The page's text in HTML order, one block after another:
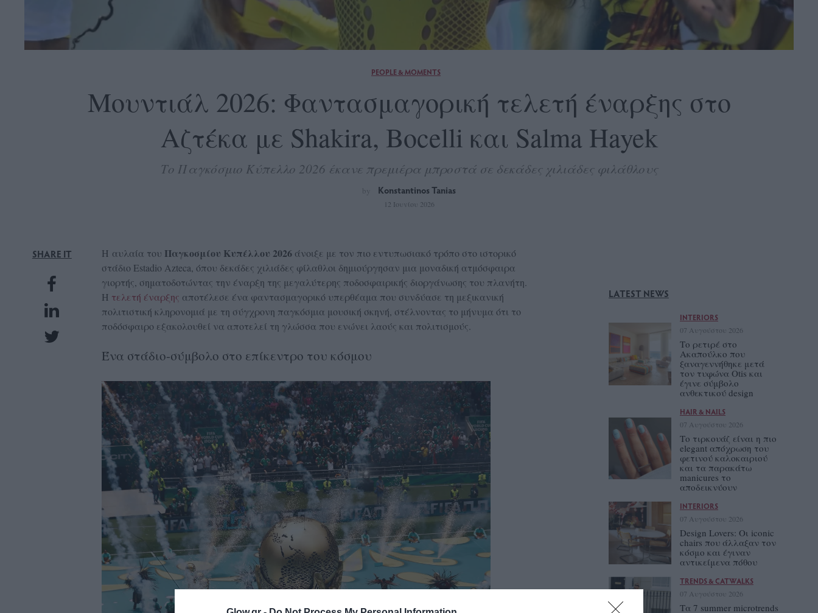
PEOPLE & MOMENTS
Μουντιάλ 2026: Φαντασμαγορική τελετή έναρξης στο
Αζτέκα με Shakira, Bocelli και Salma Hayek
Το Παγκόσμιο Κύπελλο 2026 έκανε πρεμιέρα μπροστά σε δεκάδες χιλιάδες φιλάθλους
by Konstantinos Tanias
12 Ιουνίου 2026
SHARE IT Η αυλαία του Παγκοσμίου Κυπέλλου 2026 άνοιξε με τον πιο εντυπωσιακό τρόπο στο ιστορικό
στάδιο Estadio Azteca, όπου δεκάδες χιλιάδες φίλαθλοι δημιούργησαν μια μοναδική ατμόσφαιρα
γιορτής, σηματοδοτώντας την έναρξη της μεγαλύτερης ποδοσφαιρικής διοργάνωσης του πλανήτη.
Η τελετή έναρξης αποτέλεσε ένα φαντασμαγορικό υπερθέαμα που συνδύασε τη μεξικανική
πολιτιστική κληρονομιά με τη σύγχρονη παγκόσμια μουσική σκηνή, στέλνοντας το μήνυμα ότι το
ποδόσφαιρο εξακολουθεί να αποτελεί τη γλώσσα που ενώνει λαούς και πολιτισμούς.
Ένα στάδιο-σύμβολο στο επίκεντρο του κόσμου
LATEST NEWS
INTERIORS
07 Αυγούστου 2026
Το ρετιρέ στο
Ακαπούλκο που
ξαναγεννήθηκε μετά
τον τυφώνα Otis και
έγινε σύμβολο
ανθεκτικού design
HAIR & NAILS
07 Αυγούστου 2026
Το τιρκουάζ είναι η πιο
elegant απόχρωση του
φετινού καλοκαιριού
και τα παρακάτω
manicures το
αποδεικνύουν
INTERIORS
07 Αυγούστου 2026
Design Lovers: Οι iconic
chairs που άλλαξαν τον
κόσμο και έγιναν
αντικείμενα πόθου
TRENDS & CATWALKS
07 Αυγούστου 2026
Τα 7 summer microtrends